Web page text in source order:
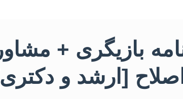
نامه بازیگری +
اصلاح [ارشد و